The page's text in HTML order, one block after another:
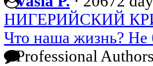
НИГЕРИЙСКИЙ
Что наша жизнь? Не
Professional